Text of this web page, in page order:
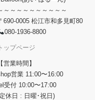
～～～～～～～～～～
690-0005 松江市和多見町80
080-1936-8800
ップページ
【営業時間】
営業 11:00〜16:00
受付 10:00〜17:00
休日 : 日曜･祝日)